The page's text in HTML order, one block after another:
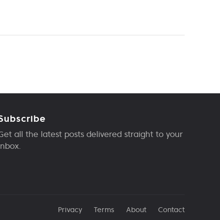
all the latest posts delivered straight to your
Privacy Terms About Contact